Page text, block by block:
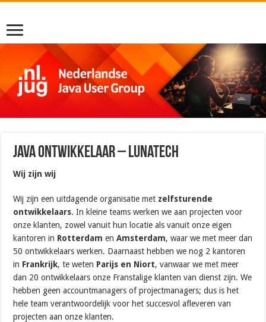
Java Ontwikkelaar – LunaTech
Wij zijn wij
Wij zijn een uitdagende organisatie met zelfsturende
ontwikkelaars. In kleine teams werken we aan projecten voor
onze klanten, zowel vanuit hun locatie als vanuit onze eigen
kantoren in Rotterdam enAmsterdam, waar we met meer dan
50 ontwikkelaars werken. Daarnaast hebben we nog 2 kantoren
in Frankrijk, te weten Parijs en Niort, vanwaar we met meer
dan 20 ontwikkelaars onze Franstalige klanten van dienst zijn. We
hebben geen accountmanagers of projectmanagers; dus is het
hele team verantwoordelijk voor het succesvol afleveren van
projecten aan onze klanten.